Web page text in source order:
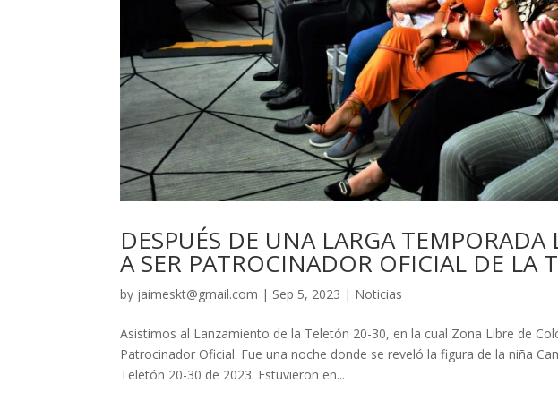
DESPUÉS DE UNA LARGA
A SER PATROCINADOR OFICIAL DE LA
by jaimeskt@gmail.com | Sep 5, 2023 | Noticias
Asistimos al Lanzamiento de la Teletón 20-30, en la cual Zona Libre de
Patrocinador Oficial. Fue una noche donde se reveló la figura de la niña
Teletón 20-30 de 2023. Estuvieron en...